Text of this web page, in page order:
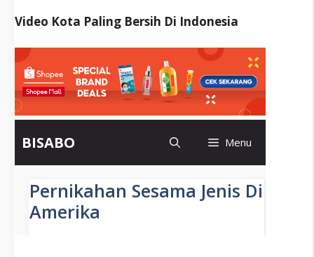
Video Kota Paling Bersih Di Indonesia